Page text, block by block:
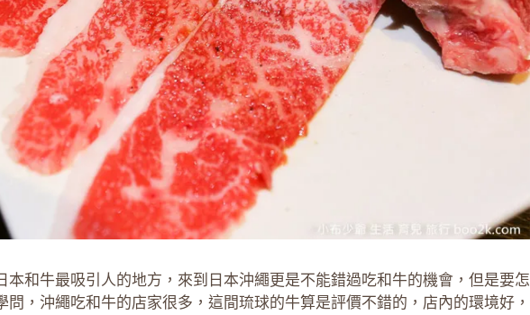
本和牛最吸引人的地方，來到日本沖繩更是不能錯過吃和牛的機會，但是要怎
問，沖繩吃和牛的店家很多，這間琉球的牛算是評價不錯的，店內的環境好，